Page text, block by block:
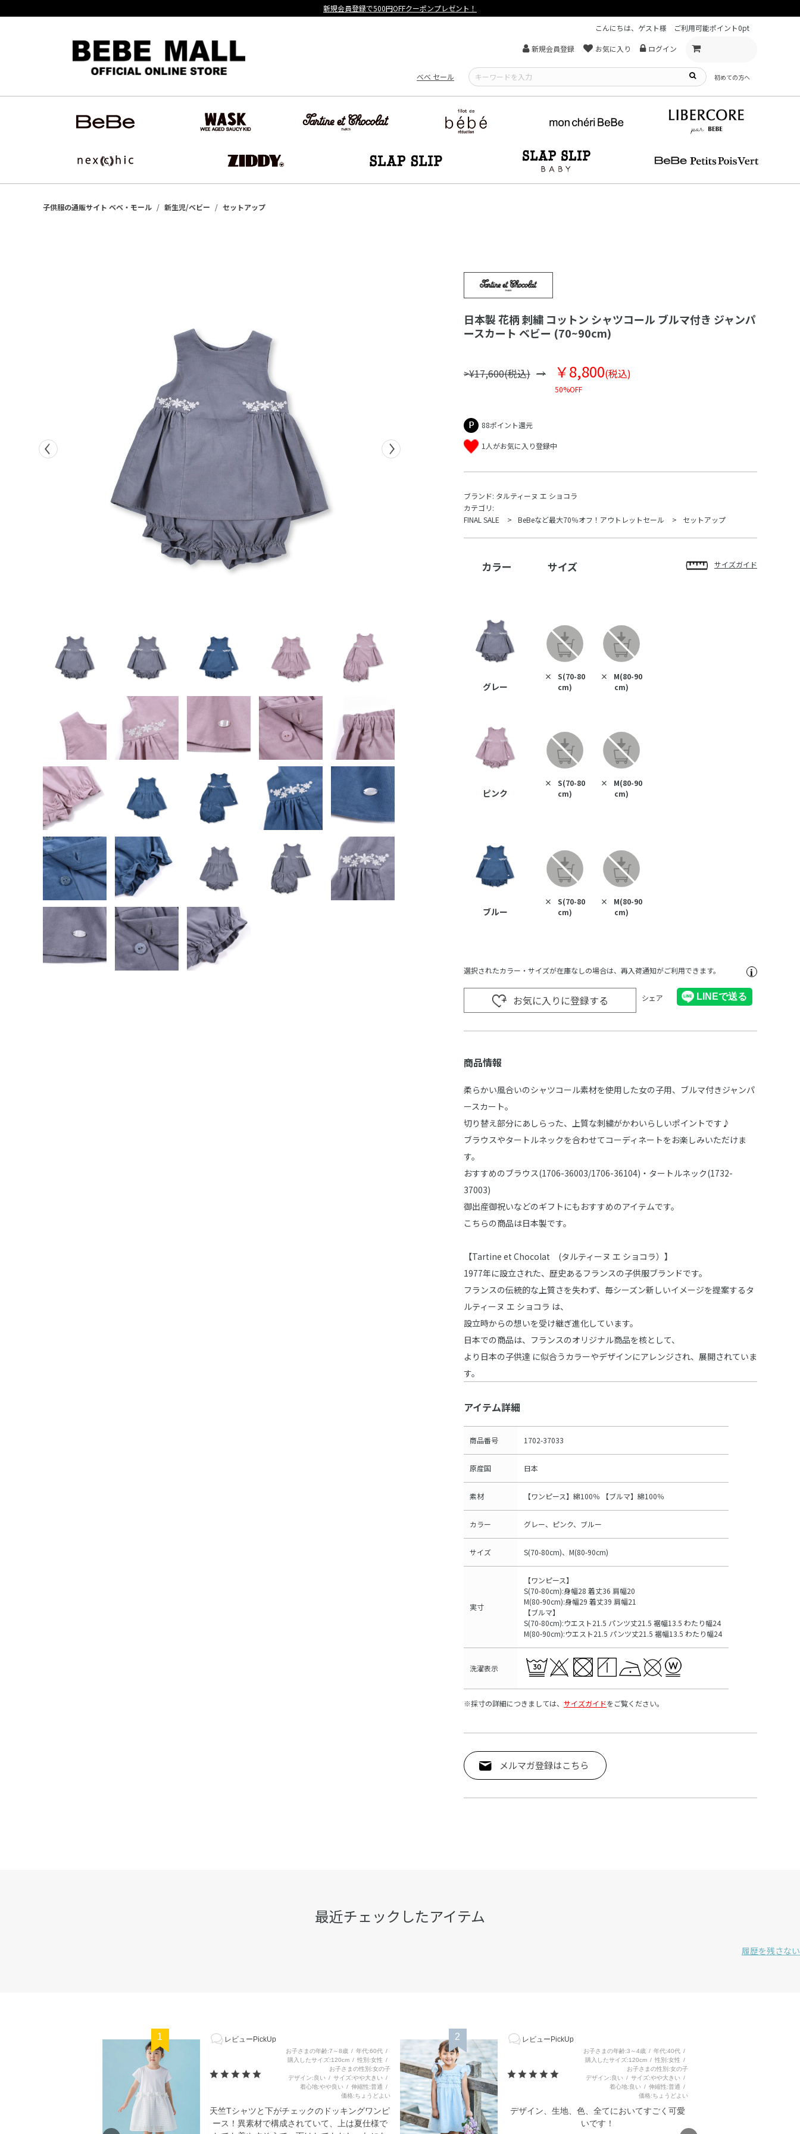
【重要】熊本地震による遅延可能性について
こんにちは、ゲスト様
ご利用可能ポイント0pt
新規会員登録 お気に入り ログイン
べべ セール 初めての方へ
子供服の通販サイト ベベ・モール 新生児/ベビー セットアップ
日本製 花柄 刺繍 コットン シャツコール ブルマ付き ジャンパ
ースカート ベビー (70~90cm)
>¥17,600(税込) ￥8,800(税込)
50%OFF
88ポイント還元
1人がお気に入り登録中
ブランド: タルティーヌ エ ショコラ
カテゴリ:
FINAL SALE
BeBeなど最大70％オフ！アウトレットセール セットアップ
カラー サイズ サイズガイド
グレー
×
S(70-80
cm)
×
M(80-90
cm)
ピンク
×
S(70-80
cm)
×
M(80-90
cm)
ブルー
×
S(70-80
cm)
×
M(80-90
cm)
選択されたカラー・サイズが在庫なしの場合は、再入荷通知がご利用できます。
お気に入りに登録する シェア
商品情報
柔らかい風合いのシャツコール素材を使用した女の子用、ブルマ付きジャンパ
ースカート。
切り替え部分にあしらった、上質な刺繍がかわいらしいポイントです♪
ブラウスやタートルネックを合わせてコーディネートをお楽しみいただけま
す。
おすすめのブラウス(1706-36003/1706-36104)・タートルネック(1732-
37003)
御出産御祝いなどのギフトにもおすすめのアイテムです。
こちらの商品は日本製です。
【Tartine et Chocolat (タルティーヌ エ ショコラ）】
1977年に設立された、歴史あるフランスの子供服ブランドです。
フランスの伝統的な上質さを失わず、毎シーズン新しいイメージを提案するタ
ルティーヌ エ ショコラ は、
設立時からの想いを受け継ぎ進化しています。
日本での商品は、フランスのオリジナル商品を核として、
より日本の子供達 に似合うカラーやデザインにアレンジされ、展開されていま
す。
アイテム詳細
商品番号 1702-37033
原産国 日本
素材 【ワンピース】綿100％ 【ブルマ】綿100％
カラー グレー、ピンク、ブルー
サイズ S(70-80cm)、M(80-90cm)
実寸
【ワンピース】
S(70-80cm):身幅28 着丈36 肩幅20
M(80-90cm):身幅29 着丈39 肩幅21
【ブルマ】
S(70-80cm):ウエスト21.5 パンツ丈21.5 裾幅13.5 わたり幅24
M(80-90cm):ウエスト21.5 パンツ丈21.5 裾幅13.5 わたり幅24
洗濯表示
※採寸の詳細につきましては、 サイズガイドをご覧ください。
メルマガ登録はこちら
最近チェックしたアイテム
履歴を残さない
1 レビューPickUp
お子さまの年齢 7～8歳 年代 60代
購入したサイズ 120cm 性別 女性
お子さまの性別 女の子
デザイン 良い サイズ やや大きい
着心地 やや良い 伸縮性 普通
価格 ちょうどよい
天竺Tシャツと下がチェックのドッキングワンピ
ース！異素材で構成されていて、上は夏仕様で
2 レビューPickUp
お子さまの年齢 3～4歳 年代 40代
購入したサイズ 120cm 性別 女性
お子さまの性別 女の子
デザイン 良い サイズ やや大きい
着心地 良い 伸縮性 普通
価格 ちょうどよい
デザイン、生地、色、全てにおいてすごく可愛
いです！